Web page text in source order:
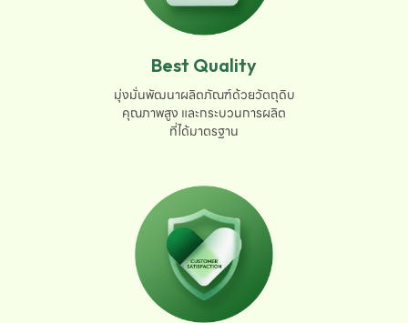
Best Quality
มุ่งมั่นพัฒนาผลิตภัณฑ์ด้วยวัตถุดิบ
คุณภาพสูง และกระบวนการผลิต
ที่ได้มาตรฐาน